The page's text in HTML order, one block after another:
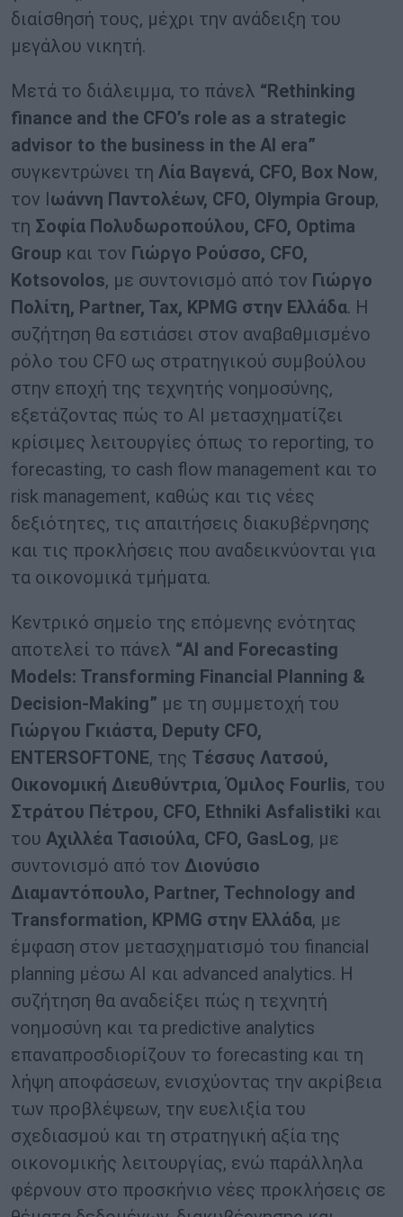
διαίσθησή τους, μέχρι την ανάδειξη του
μεγάλου νικητή.
Μετά το διάλειμμα, το πάνελ “Rethinking
finance and the CFO’s role as a strategic
advisor to the business in the AI era”
συγκεντρώνει τη Λία Βαγενά, CFO, Box Now,
τον Ι ωάννη Παντολέων, CFO, Olympia Group,
τη Σοφία Πολυδωροπούλου, CFO, Optima
Group και τον Γιώργο Ρούσσο, CFO,
Kotsovolos, με συντονισμό από τον Γιώργο
Πολίτη, Partner, Tax, KPMG στην Ελλάδα. Η
συζήτηση θα εστιάσει στον αναβαθμισμένο
ρόλο του CFO ως στρατηγικού συμβούλου
στην εποχή της τεχνητής νοημοσύνης,
εξετάζοντας πώς το AI μετασχηματίζει
κρίσιμες λειτουργίες όπως το reporting, το
forecasting, το cash flow management και το
risk management, καθώς και τις νέες
δεξιότητες, τις απαιτήσεις διακυβέρνησης
και τις προκλήσεις που αναδεικνύονται για
τα οικονομικά τμήματα.
Κεντρικό σημείο της επόμενης ενότητας
αποτελεί το πάνελ “AI and Forecasting
Models: Transforming Financial Planning &
Decision-Making” με τη συμμετοχή του
Γιώργου Γκιάστα, Deputy CFO,
ENTERSOFTONE, της Τέσσυς Λατσού,
Οικονομική Διευθύντρια, Όμιλος Fourlis, του
Στράτου Πέτρου, CFO, Ethniki Asfalistiki και
του Αχιλλέα Τασιούλα, CFO, GasLog, με
συντονισμό από τον Διονύσιο
Διαμαντόπουλο, Partner, Technology and
Transformation, KPMG στην Ελλάδα, με
έμφαση στον μετασχηματισμό του financial
planning μέσω AI και advanced analytics. Η
συζήτηση θα αναδείξει πώς η τεχνητή
νοημοσύνη και τα predictive analytics
επαναπροσδιορίζουν το forecasting και τη
λήψη αποφάσεων, ενισχύοντας την ακρίβεια
των προβλέψεων, την ευελιξία του
σχεδιασμού και τη στρατηγική αξία της
οικονομικής λειτουργίας, ενώ παράλληλα
φέρνουν στο προσκήνιο νέες προκλήσεις σε